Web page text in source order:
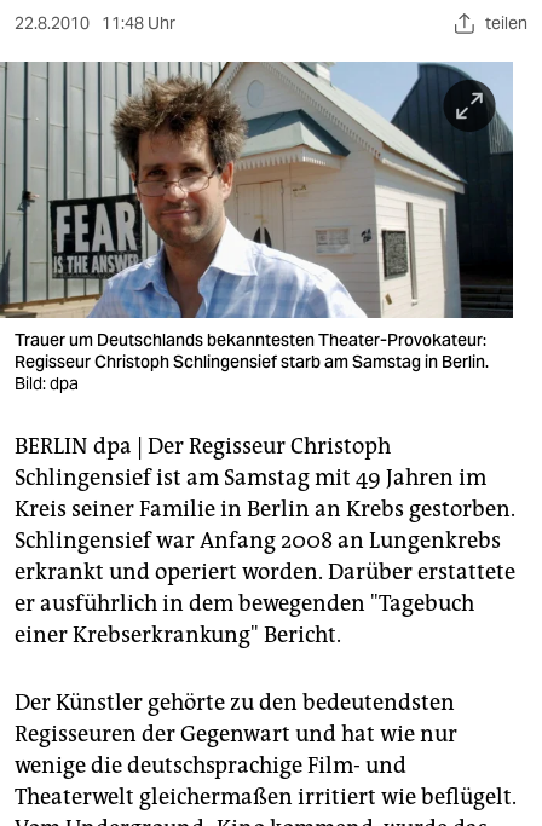
kultur
sport
berlin
nord
wahrheit
verlag
verlag
veranstaltungen
fragen & hilfe
unterstützen
abo
genossenschaft
22.8.2010 11:48 Uhr teilen
Trauer um Deutschlands bekanntesten Theater-Provokateur:
Regisseur Christoph Schlingensief starb am Samstag in Berlin.
Bild: dpa
BERLIN dpa | Der Regisseur Christoph
Schlingensief ist am Samstag mit 49 Jahren im
Kreis seiner Familie in Berlin an Krebs gestorben.
Schlingensief war Anfang 2008 an Lungenkrebs
erkrankt und operiert worden. Darüber erstattete
er ausführlich in dem bewegenden "Tagebuch
einer Krebserkrankung" Bericht.
Der Künstler gehörte zu den bedeutendsten
Regisseuren der Gegenwart und hat wie nur
wenige die deutschsprachige Film- und
Theaterwelt gleichermaßen irritiert wie beflügelt.